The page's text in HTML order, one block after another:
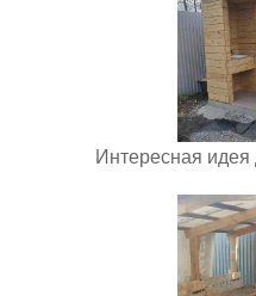
Интересная идея